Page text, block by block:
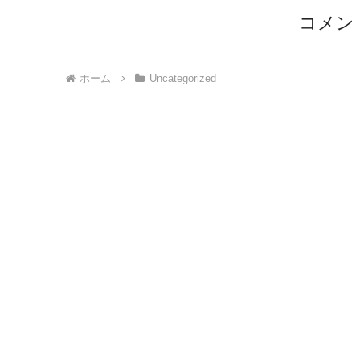
コメン
ホーム Uncategorized